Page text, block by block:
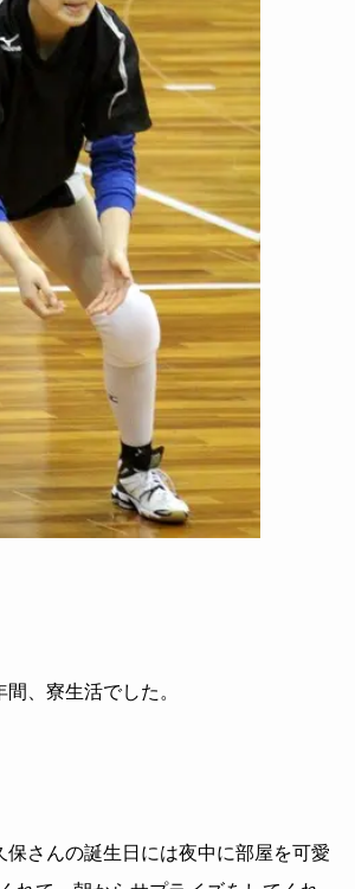
、寮生活でした。
保さんの誕生日には夜中に部屋を可愛